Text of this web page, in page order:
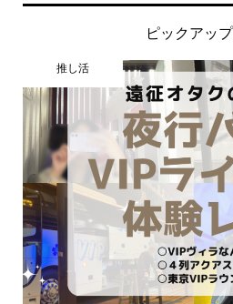
ピックアッ
推し活